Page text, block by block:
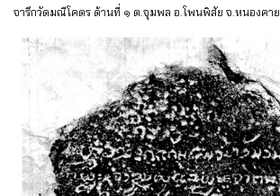
จารึกวัดมณีโคตร ด้านที่ ๑ ต.จุมพล อ.โพนพิสัย จ.หนองคาย